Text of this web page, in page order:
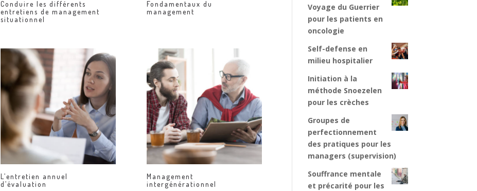
Conduire les différents
entretiens de management
situationnel
Fondamentaux du
management
L’entretien annuel
d’évaluation
Management
intergénérationnel
Voyage du Guerrier
pour les patients en
oncologie
Self-defense en
milieu hospitalier
Initiation à la
méthode Snoezelen
pour les crèches
Groupes de
perfectionnement
des pratiques pour les
managers (supervision)
Souffrance mentale
et précarité pour les